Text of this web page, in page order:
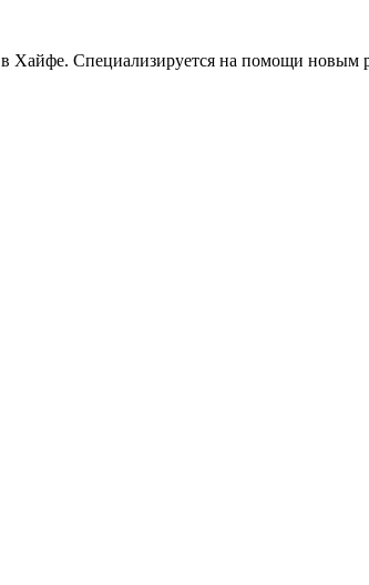
Специализируется на помощи новым